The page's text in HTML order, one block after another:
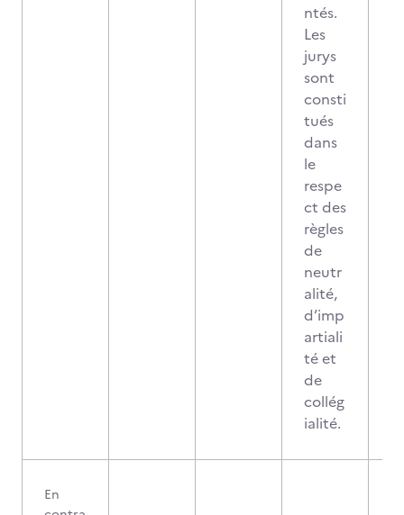
ntés.
Les
jurys
sont
consti
tués
dans
le
respe
ct des
règles
de
neutr
alité,
d’imp
artiali
té et
de
collég
ialité.
En